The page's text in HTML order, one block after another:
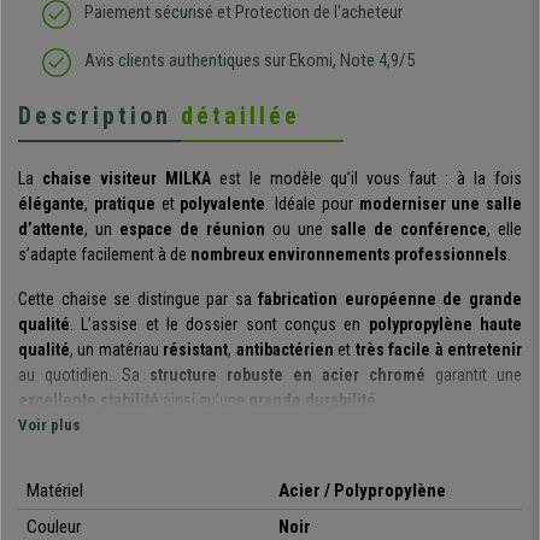
Paiement sécurisé et Protection de l'acheteur
Avis clients authentiques sur Ekomi, Note 4,9/5
Description détaillée
La chaise visiteur MILKA est le modèle qu’il vous faut : à la fois
élégante, pratique et polyvalente. Idéale pour moderniser une salle
d’attente, un espace de réunion ou une salle de conférence, elle
s’adapte facilement à de nombreux environnements professionnels.
Cette chaise se distingue par safabrication européenne de grande
qualité. L’assise et le dossier sont conçus en polypropylène haute
qualité, un matériau résistant, antibactérien et très facile à entretenir
au quotidien. Sa structure robuste en acier chromé garantit une
excellente stabilité
ainsi qu’une grande durabilité
ou tout autre événements professionnels.Disponible en plusieurs
coloris, elle s’intègre facilement à tous les styles d’aménagement.
Voir plus
Matériel
Acier / Polypropylène
Couleur
Noir